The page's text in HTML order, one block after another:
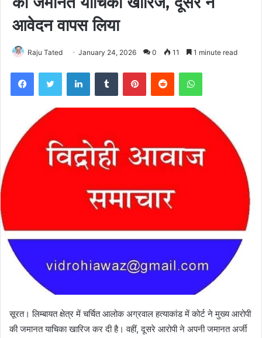
आवेदन वापस लिया
Raju Tated January 24, 2026 0 11 1 minute read
FacebookTwitter LinkedInTumblr PinterestReddit WhatsApp
सूरत। लिम्बायत क्षेत्र में चर्चित आलोक अग्रवाल हत्याकांड में कोर्ट ने मुख्य आरोपी
की जमानत याचिका खारिज कर दी है। वहीं, दूसरे आरोपी ने अपनी जमानत अर्जी